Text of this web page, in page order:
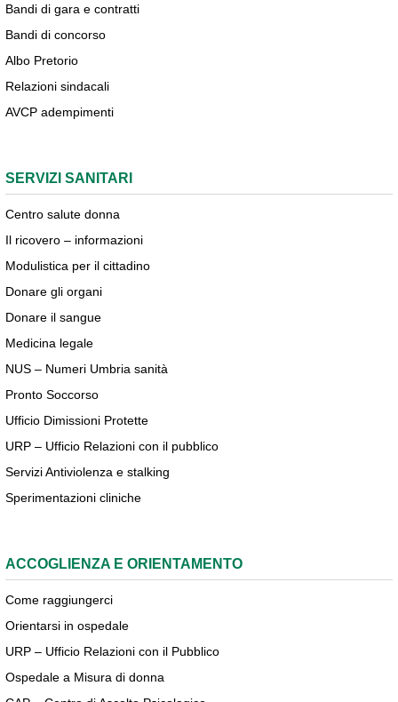
Bandi di gara e contratti
Bandi di concorso
Albo Pretorio
Relazioni sindacali
AVCP adempimenti
SERVIZI SANITARI
Centro salute donna
Il ricovero – informazioni
Modulistica per il cittadino
Donare gli organi
Donare il sangue
Medicina legale
NUS – Numeri Umbria sanità
Pronto Soccorso
Ufficio Dimissioni Protette
URP – Ufficio Relazioni con il pubblico
Servizi Antiviolenza e stalking
Sperimentazioni cliniche
ACCOGLIENZA E ORIENTAMENTO
Come raggiungerci
Orientarsi in ospedale
URP – Ufficio Relazioni con il Pubblico
Ospedale a Misura di donna